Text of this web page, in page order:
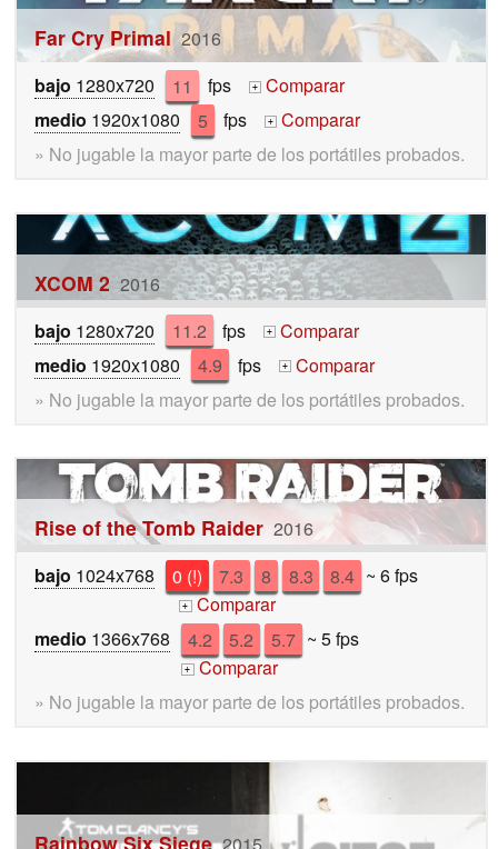
Far Cry Primal 2016
bajo 1280x720 11 fps +
Comparar
medio 1920x1080 5 fps +
Comparar
» No jugable la mayor parte de los portátiles probados.
XCOM 2 2016
bajo 1280x720 11.2 fps +
Comparar
medio 1920x1080 4.9 fps +
Comparar
» No jugable la mayor parte de los portátiles probados.
Rise of the Tomb Raider 2016
bajo 1024x768 0 (!) 7.3 8 8.3 8.4 ~ 6 fps
+ Comparar
medio 1366x768 4.2 5.2 5.7 ~ 5 fps
+ Comparar
» No jugable la mayor parte de los portátiles probados.
Rainbow Six Siege